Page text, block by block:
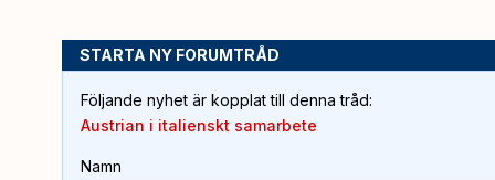
STARTA NY FORUMTRÅD
Följande nyhet är kopplat till denna tråd:
Austrian i italienskt samarbete
Namn